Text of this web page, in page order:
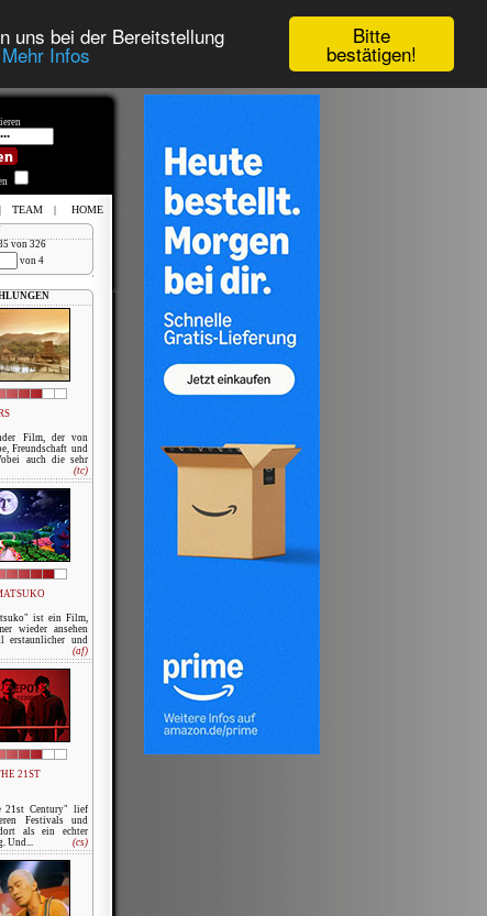
Bitte
bestätigen!
uns bei der Bereitstellung
Mehr Infos
| TEAM | HOME
von 326
von 4
Film, der von
Freundschaft und
auch die sehr
(tc)
ist ein Film,
wieder ansehen
erstaunlicher und
(af)
21ST
21st Century" lief
Festivals und
als ein echter
Und...
(cs)